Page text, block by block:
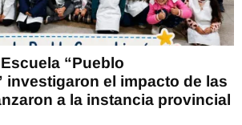
“Pueblo
investigaron el impacto de las
a la instancia provincial